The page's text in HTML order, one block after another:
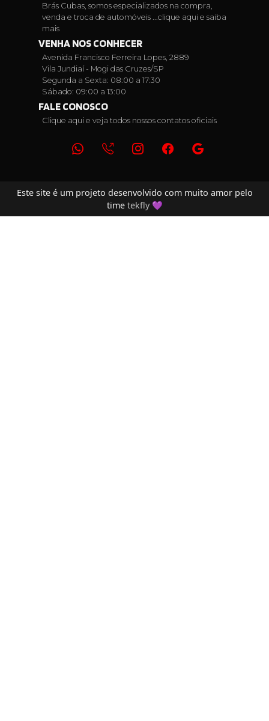
Brás Cubas, somos especializados na compra,
venda e troca de automóveis ... clique aqui e saiba
mais
VENHA NOS CONHECER
Avenida Francisco Ferreira Lopes, 2889
Vila Jundiaí - Mogi das Cruzes/SP
Segunda a Sexta: 08:00 a 17:30
Sábado: 09:00 a 13:00
FALE CONOSCO
Clique aqui e veja todos nossos contatos oficiais
Este site é um projeto desenvolvido com muito amor pelo
time tekfly💜